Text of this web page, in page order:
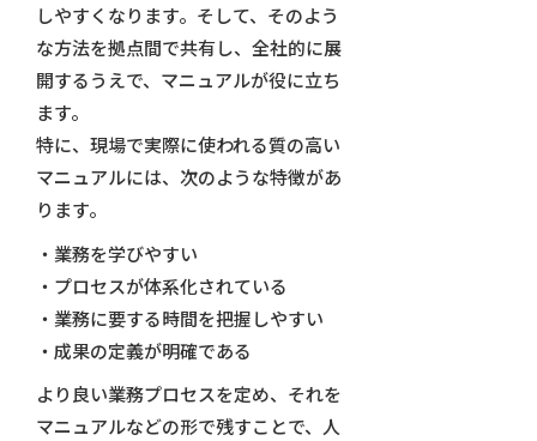
しやすくなります。そして、そのよう
な方法を拠点間で共有し、全社的に展
開するうえで、マニュアルが役に立ち
ます。
特に、現場で実際に使われる質の高い
マニュアルには、次のような特徴があ
ります。
・業務を学びやすい
・プロセスが体系化されている
・業務に要する時間を把握しやすい
・成果の定義が明確である
より良い業務プロセスを定め、それを
マニュアルなどの形で残すことで、人